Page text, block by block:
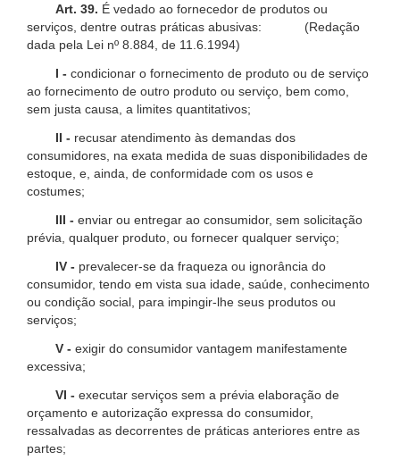
Art. 39. É vedado ao fornecedor de produtos ou
serviços, dentre outras práticas abusivas: (Redação
dada pela Lei nº 8.884, de 11.6.1994)
I - condicionar o fornecimento de produto ou de serviço
ao fornecimento de outro produto ou serviço, bem como,
sem justa causa, a limites quantitativos;
II - recusar atendimento às demandas dos
consumidores, na exata medida de suas disponibilidades de
estoque, e, ainda, de conformidade com os usos e
costumes;
III - enviar ou entregar ao consumidor, sem solicitação
prévia, qualquer produto, ou fornecer qualquer serviço;
IV - prevalecer-se da fraqueza ou ignorância do
consumidor, tendo em vista sua idade, saúde, conhecimento
ou condição social, para impingir-lhe seus produtos ou
serviços;
V - exigir do consumidor vantagem manifestamente
excessiva;
VI - executar serviços sem a prévia elaboração de
orçamento e autorização expressa do consumidor,
ressalvadas as decorrentes de práticas anteriores entre as
partes;